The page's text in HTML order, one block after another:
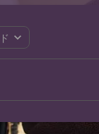
expand_more